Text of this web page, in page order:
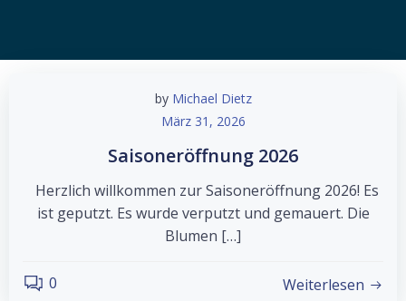
by Michael Dietz
März 31, 2026
Saisoneröffnung 2026
Herzlich willkommen zur Saisoneröffnung 2026! Es
ist geputzt. Es wurde verputzt und gemauert. Die
Blumen […]
0 Weiterlesen